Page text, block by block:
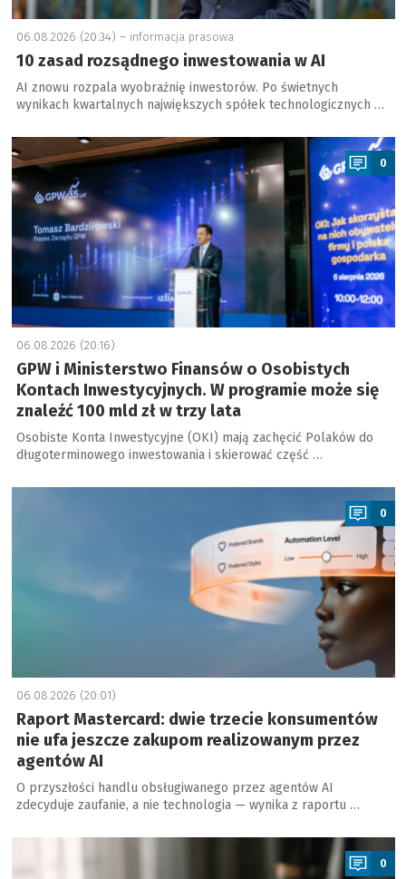
06.08.2026 (20:34) – informacja prasowa
10 zasad rozsądnego inwestowania w AI
AI znowu rozpala wyobraźnię inwestorów. Po świetnych
wynikach kwartalnych największych spółek technologicznych …
a
0
06.08.2026 (20:16)
GPW i Ministerstwo Finansów o Osobistych
Kontach Inwestycyjnych. W programie może się
znaleźć 100 mld zł w trzy lata
Osobiste Konta Inwestycyjne (OKI) mają zachęcić Polaków do
długoterminowego inwestowania i skierować część …
a
0
06.08.2026 (20:01)
Raport Mastercard: dwie trzecie konsumentów
nie ufa jeszcze zakupom realizowanym przez
agentów AI
O przyszłości handlu obsługiwanego przez agentów AI
zdecyduje zaufanie, a nie technologia — wynika z raportu …
a
0